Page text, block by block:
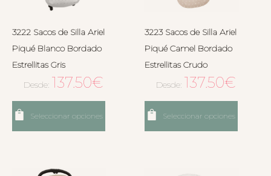
3222 Sacos de Silla Ariel
Piqué Blanco Bordado
Estrellitas Gris
Desde: 137.50€
Seleccionar opciones
3223 Sacos de Silla Ariel
Piqué Camel Bordado
Estrellitas Crudo
Desde: 137.50€
Seleccionar opciones